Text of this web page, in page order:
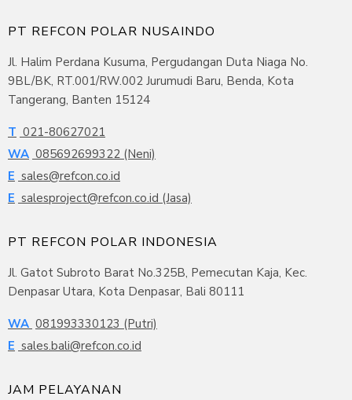
PT REFCON POLAR NUSAINDO
Jl. Halim Perdana Kusuma, Pergudangan Duta Niaga No.
9BL/BK, RT.001/RW.002 Jurumudi Baru, Benda, Kota
Tangerang, Banten 15124
T 021-80627021
WA 085692699322 (Neni)
E sales@refcon.co.id
E salesproject@refcon.co.id (Jasa)
PT REFCON POLAR INDONESIA
Jl. Gatot Subroto Barat No.325B, Pemecutan Kaja, Kec.
Denpasar Utara, Kota Denpasar, Bali 80111
WA 081993330123 (Putri)
E sales.bali@refcon.co.id
JAM PELAYANAN